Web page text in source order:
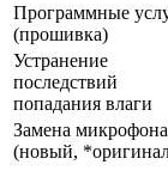
Программные
(прошивка)
Устранение
последствий
попадания влаги
Замена микрофона
(новый,